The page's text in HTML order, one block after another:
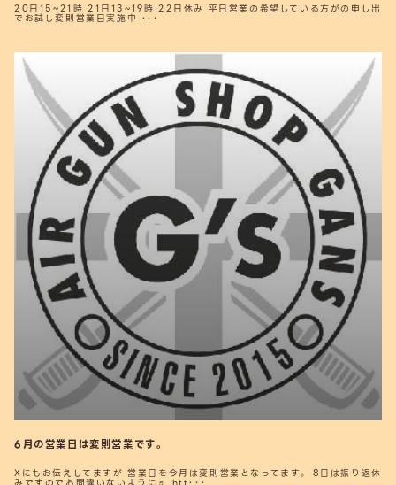
20日15~21時 21日13~19時 22日休み 平日営業の希望している方がの申し出
でお試し変則営業日実施中 ･･･
6月の営業日は変則営業です。
Xにもお伝えしてますが 営業日を今月は変則営業となってます。 8日は振り返休